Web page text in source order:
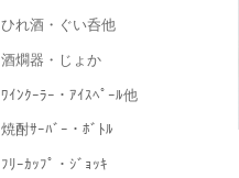
ひれ酒・ぐい呑他
酒燗器・じょか
ﾜｲﾝｸｰﾗｰ・ｱｲｽﾍﾟｰﾙ他
焼酎ｻｰﾊﾞｰ・ﾎﾞﾄﾙ
ﾌﾘｰｶｯﾌﾟ・ｼﾞｮｯｷ